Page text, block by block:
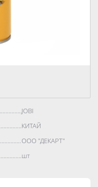
JOBI
КИТАЙ
ООО "ДЕКАРТ"
шт